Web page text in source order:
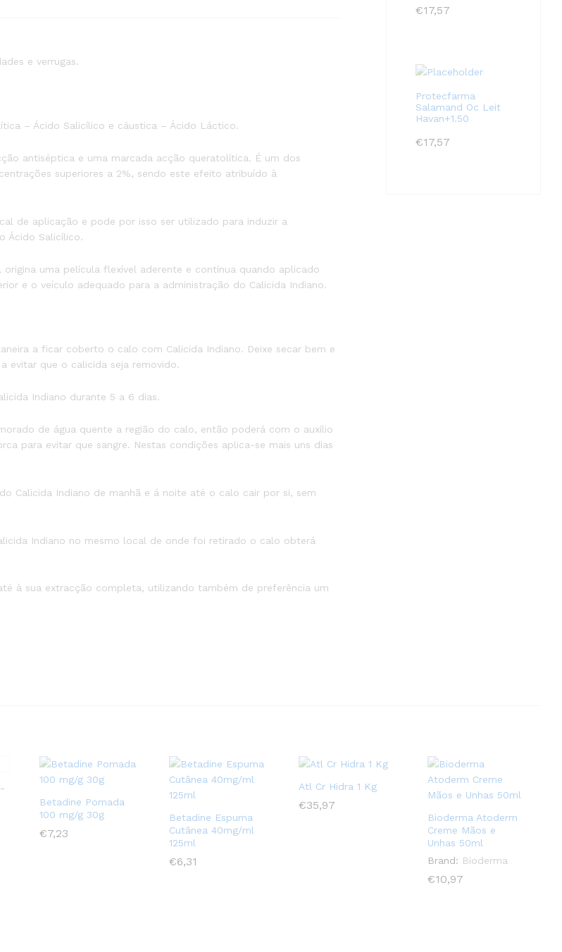
e verrugas.
– Ácido Salicílico e cáustica – Ácido Láctico.
antiséptica e uma marcada acção queratolítica. É um dos
superiores a 2%, sendo este efeito atribuído à
de aplicação e pode por isso ser utilizado para induzir a
Ácido Salicílico.
uma película flexível aderente e contínua quando aplicado
e o veículo adequado para a administração do Calicida Indiano.
a ficar coberto o calo com Calicida Indiano. Deixe secar bem e
evitar que o calicida seja removido.
Indiano durante 5 a 6 dias.
de água quente a região do calo, então poderá com o auxílio
para evitar que sangre. Nestas condições aplica-se mais uns dias
Calicida Indiano de manhã e á noite até o calo cair por si, sem
Indiano no mesmo local de onde foi retirado o calo obterá
à sua extracção completa, utilizando também de preferência um
€17,57
Protecfarma
Salamand Oc Leit
Havan+1.50
€17,57
Betadine Pomada
100 mg/g 30g
€7,23
€7,23
Betadine Espuma
Cutânea 40mg/ml
125ml
€6,31
€6,31
Atl Cr Hidra 1 Kg
€35,97
€35,97
Bioderma Atoderm
Creme Mãos e
Unhas 50ml
Brand: Bioderma
€10,97
€10,97